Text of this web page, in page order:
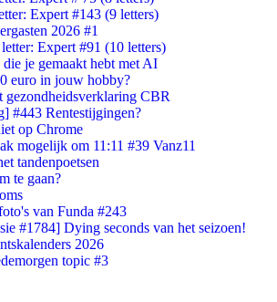
Expert #143 (9 letters)
2026 #1
Expert #91 (10 letters)
je gemaakt hebt met AI
euro in jouw hobby?
gezondheidsverklaring CBR
#443 Rentestijgingen?
op Chrome
mogelijk om 11:11 #39 Vanz11
tandenpoetsen
te gaan?
van Funda #243
#1784] Dying seconds van het seizoen!
2026
topic #3